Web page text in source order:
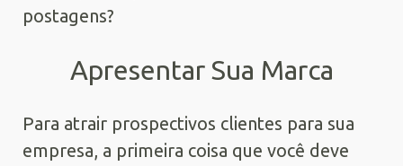
postagens?
Apresentar Sua Marca
Para atrair prospectivos clientes para sua
empresa, a primeira coisa que você deve